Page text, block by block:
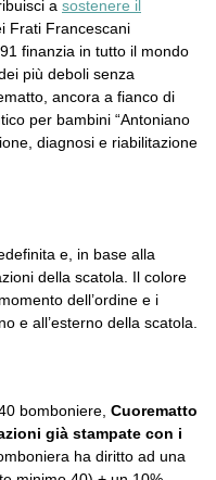
a sostenere il
Frati Francescani
finanzia in tutto il mondo
più deboli senza
ancora a fianco di
per bambini “Antoniano
diagnosi e riabilitazione
e, in base alla
della scatola. Il colore
dell’ordine e i
e all’esterno della scatola.
bomboniere, Cuorematto
già stampate con i
ha diritto ad una